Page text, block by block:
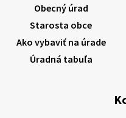
6. augusta 2026 08:12
5. augusta 2026 13:10
Obecný úrad
Starosta obce
Ako vybaviť na úrade
Úradná tabuľa